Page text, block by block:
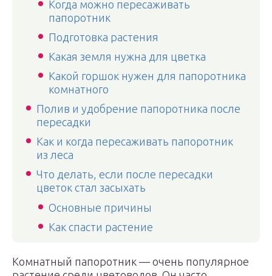
Когда можно пересаживать
папоротник
Подготовка растения
Какая земля нужна для цветка
Какой горшок нужен для папоротника
комнатного
Полив и удобрение папоротника после
пересадки
Как и когда пересаживать папоротник
из леса
Что делать, если после пересадки
цветок стал засыхать
Основные причины
Как спасти растение
Комнатный папоротник — очень популярное